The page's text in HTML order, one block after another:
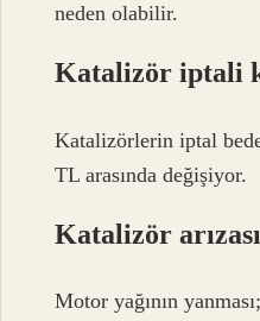
neden olabilir.
Katalizör iptali
Katalizörlerin iptal
TL arasında değişiyor.
Katalizör
Motor yağının